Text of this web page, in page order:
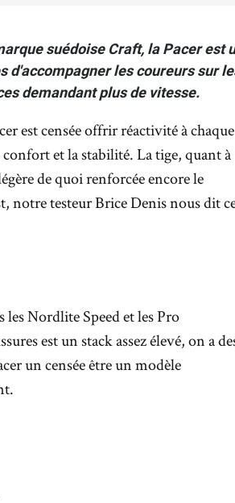
suédoise Craft, la Pacer est
d'accompagner les coureurs sur
demandant plus de vitesse.
est censée offrir réactivité à chaque
et la stabilité. La tige, quant à
de quoi renforcée encore le
notre testeur Brice Denis nous dit
les Nordlite Speed et les Pro
est un stack assez élevé, on a
un censée être un modèle